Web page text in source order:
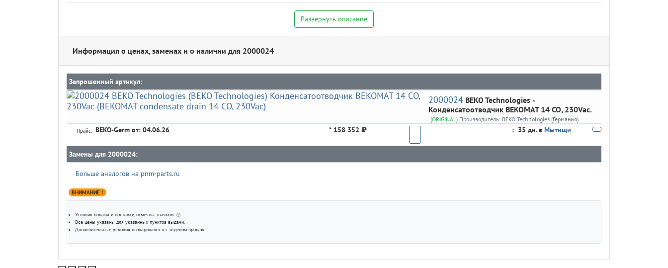
Развернуть описание
Информация о ценах, заменах и о наличии для 2000024
Запрошенный артикул:
2000024 BEKO Technologies -
Конденсатоотводчик BEKOMAT 14 CO, 230Vac.
(ORIGINAL) Производитель: BEKO Technologies (Германия)
Прайс: BEKO-Germ от: 04.06.26 * 158 352 ₽ : 35 дн. в Мытищи
Замены для 2000024:
Больше аналогов на pnm-parts.ru
ВНИМАНИЕ !
Условия оплаты и поставки, отмечны значком ⓘ
Все цены указаны для указанных пунктов выдачи.
Дополнительные условия оговариваются с отделом продаж!